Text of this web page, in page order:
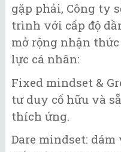
gặp phải, Công ty
trình với cấp độ
mở rộng nhận
lực cá nhân:
Fixed mindset &
tư duy cố hữu và
thích ứng.
Dare mindset: